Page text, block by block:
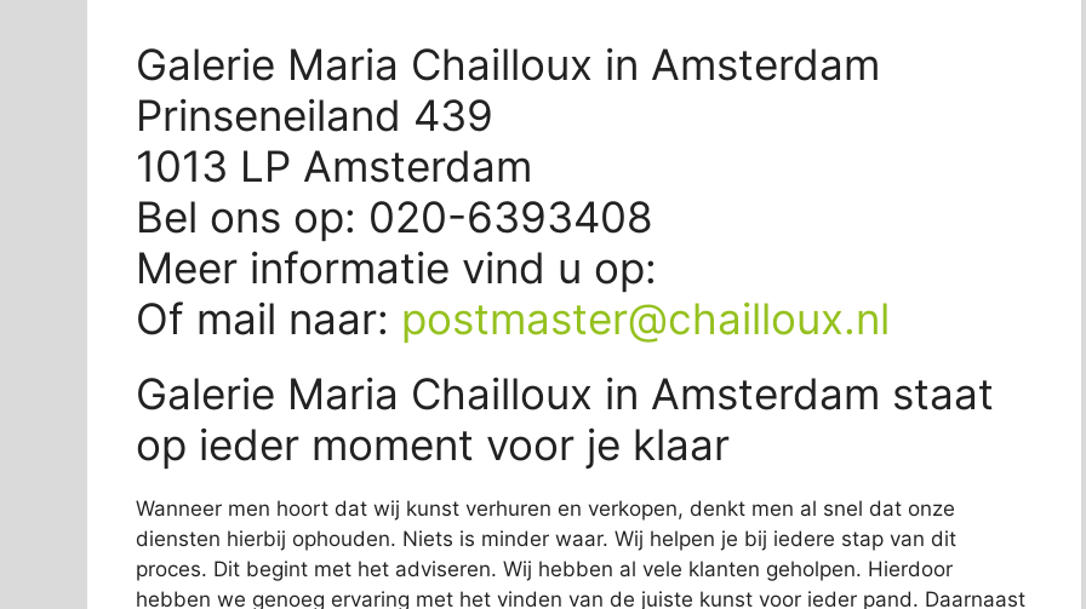
Galerie Maria Chailloux in Amsterdam
Prinseneiland 439
1013 LP Amsterdam
Bel ons op: 020-6393408
Meer informatie vind u op:
Of mail naar: postmaster@chailloux.nl
Galerie Maria Chailloux in Amsterdam staat
op ieder moment voor je klaar
Wanneer men hoort dat wij kunst verhuren en verkopen, denkt men al snel dat onze
diensten hierbij ophouden. Niets is minder waar. Wij helpen je bij iedere stap van dit
proces. Dit begint met het adviseren. Wij hebben al vele klanten geholpen. Hierdoor
hebben we genoeg ervaring met het vinden van de juiste kunst voor ieder pand. Daarnaast